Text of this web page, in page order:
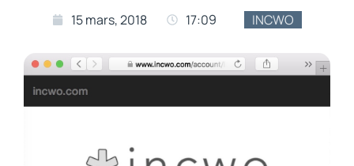
15 mars, 2018 17:09 INCWO